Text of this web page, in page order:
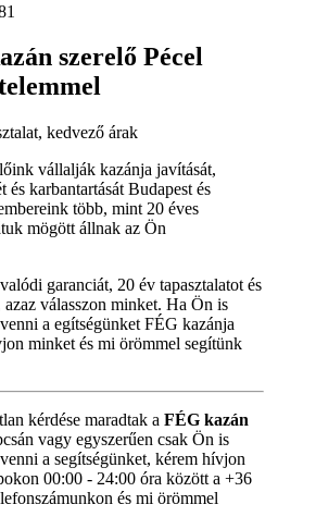
szerelő Pécel
kedvező árak
vállalják kazánja javítását,
és karbantartását Budapest és
több, mint 20 éves
mögött állnak az Ön
garanciát, 20 év tapasztalatot és
azaz válasszon minket. Ha Ön is
a egítségünket FÉG kazánja
minket és mi örömmel segítünk
kérdése maradtak a FÉG kazán
vagy egyszerűen csak Ön is
a segítségünket, kérem hívjon
00:00 - 24:00 óra között a +36
és mi örömmel